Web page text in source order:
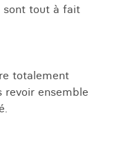
sont tout à fait
totalement
revoir ensemble